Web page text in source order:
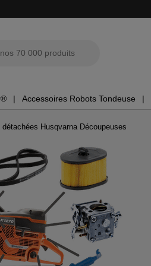
Accessoires Robots Tondeuse
détachées Husqvarna Découpeuses